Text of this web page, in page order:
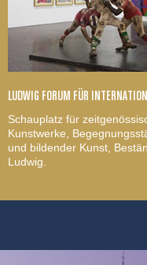
LUDWIG FORUM FÜR
Schauplatz für
Kunstwerke,
und bildender Kunst,
Ludwig.